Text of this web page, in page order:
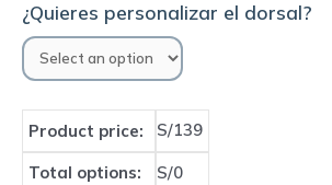
¿Quieres personalizar el dorsal?
Product price: S/139
Total options:
S/0